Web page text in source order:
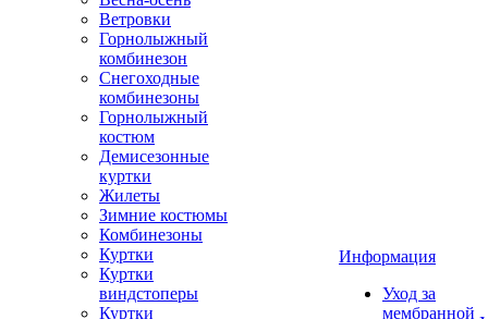
Ветровки
Горнолыжный
комбинезон
Снегоходные
комбинезоны
Горнолыжный
костюм
Демисезонные
куртки
Жилеты
Зимние костюмы
Комбинезоны
Куртки
Куртки
виндстоперы
Куртки
Информация
Уход за
мембранной